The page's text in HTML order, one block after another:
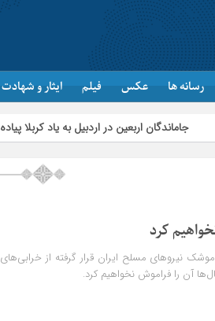
رسانه ها عکس فیلم ایثار و شهادت
اربعین در اردبیل به یاد کربلا پیاده‌روی کردند
کرد
نیروهای مسلح ایران قرار گرفته از خرابی‌های
آن را فراموش نخواهیم کرد.